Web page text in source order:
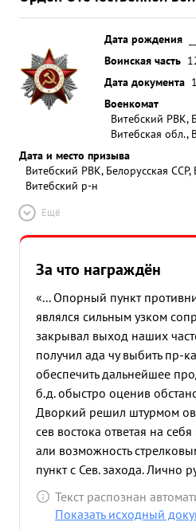
Дата рождения
Воинская часть
Дата документа
Военкомат
Витебский РВК,
Витебская обл.,
Дата и место призыва
Витебский РВК, Белорусская ССР,
Витебский р-н
Ещё
За что награждён
«... Опорный пункт
являлся сильным узком
закрывал выход наших
получил ада чу выбить пр-
обеспечить дальнейшее
б.д. обыстро оценив
Дворкий решил штурмом
сев востока ответая на
али возможность
пункт с Сев. захода. Лично
находясь на боевой машине
Дворкий самоходные
Текст распознан
Показать исходный